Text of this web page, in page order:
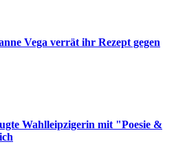
Vega verrät ihr Rezept gegen
Wahlleipzigerin mit "Poesie &